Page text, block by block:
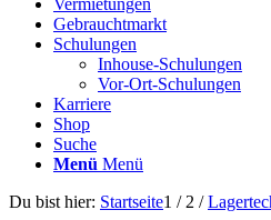
Vermietungen
Gebrauchtmarkt
Schulungen
Inhouse-Schulungen
Vor-Ort-Schulungen
Karriere
Shop
Suche
Menü Menü
Du bist hier: Startseite1 / 2 /